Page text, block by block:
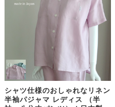
シャツ仕様のおしゃれなリネン
半袖パジャマ レディス （半